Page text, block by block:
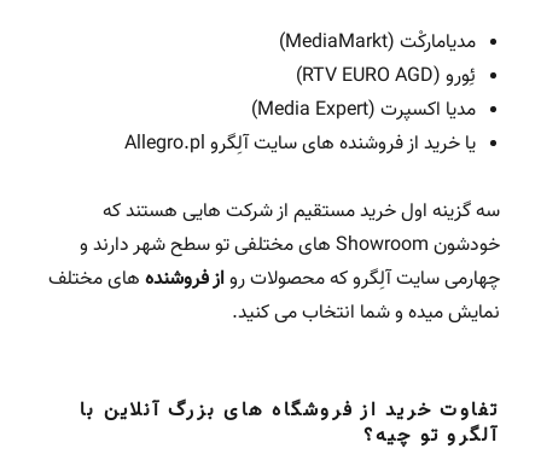
مدیامارکْت (MediaMarkt)
ئِورو (RTV EURO AGD)
مدیا اکسپرت (Media Expert)
یا خرید از فروشنده های سایت آلِگرو Allegro.pl
سه گزینه اول خرید مستقیم از شرکت هایی هستند که
خودشون Showroom های مختلفی تو سطح شهر دارند و
چهارمی سایت آلِگرو که محصولات رواز فروشنده های مختلف
نمایش میده و شما انتخاب می کنید.
تفاوت خرید از فروشگاه های بزرگ آنلاین با
آلگرو تو چیه؟